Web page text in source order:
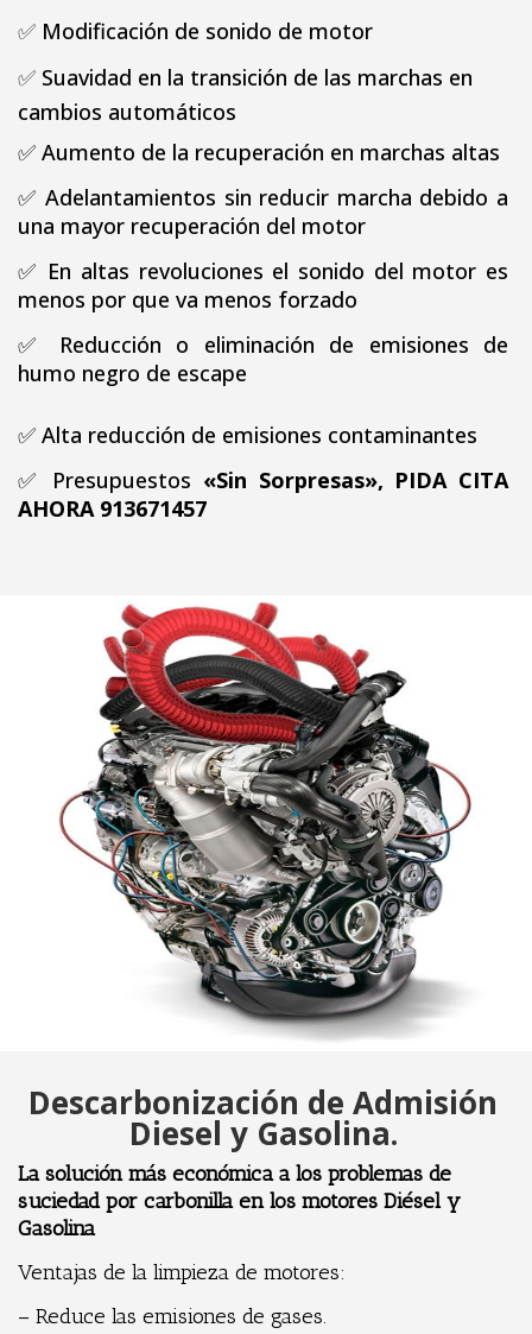
✅ Modificación de sonido de motor
✅ Suavidad en la transición de las marchas en
cambios automáticos
✅ Aumento de la recuperación en marchas altas
✅Adelantamientos sin reducir marcha debido a
una mayor recuperación del motor
✅ En altas revoluciones el sonido del motor es
menos por que va menos forzado
✅ Reducción o eliminación de emisiones de
humo negro de escape
✅ Alta reducción de emisiones contaminantes
✅ Presupuestos «Sin Sorpresas», PIDA CITA
AHORA 913671457
Descarbonización de Admisión
Diesel y Gasolina.
La solución más económica a los problemas de
suciedad por carbonilla en los motores Diésel y
Gasolina
Ventajas de la limpieza de motores:
– Reduce las emisiones de gases.